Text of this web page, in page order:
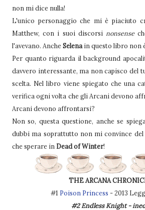
non mi dice nulla!
L'unico personaggio che mi è piaciuto
Matthew, con i suoi discorsi nonsense
l'avevano. AncheSelena in questo libro non
Per quanto riguarda il background
davvero interessante, ma non capisco del
scelta. Nel libro viene spiegato che una
verifica ogni volta che gli Arcani devono
Arcani devono affrontarsi?
Non so, questa questione, anche se
dubbi ma soprattutto non mi convince
che sperare in Dead of Winter!
THE ARCANA
Poison Princess - 2013
#2 Endless Knight -